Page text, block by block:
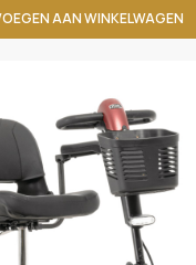
AAN WINKELWAGEN